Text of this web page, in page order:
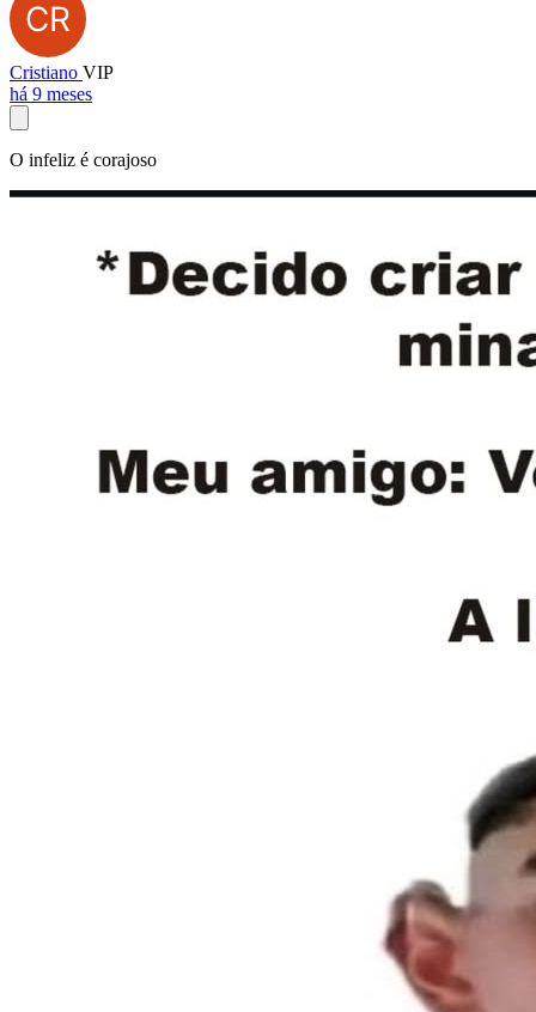
Cristiano VIP
há 9 meses
O infeliz é corajoso